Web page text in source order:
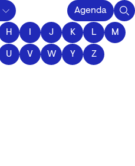
H J K L M
U V W Y Z
Agenda